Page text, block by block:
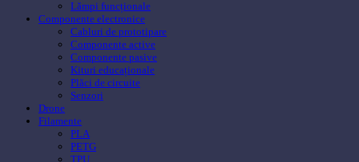
Lămpi funcționale
Componente electronice
Cabluri de prototipare
Componente active
Componente pasive
Kituri educaționale
Plăci de circuite
Senzori
Drone
Filamente
PLA
PETG
TPU